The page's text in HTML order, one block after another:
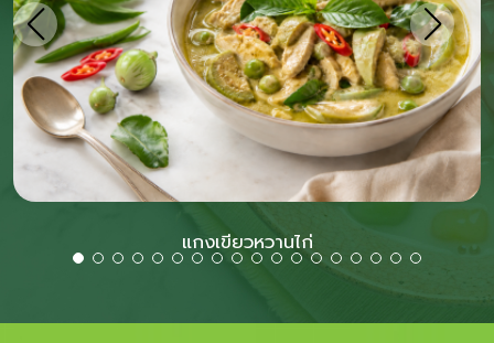
แกงเขียวหวานไก่